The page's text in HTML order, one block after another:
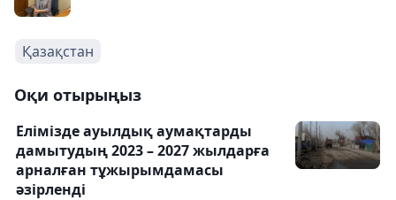
Қазақстан
Оқи отырыңыз
Елімізде ауылдық аумақтарды
дамытудың 2023 – 2027 жылдарға
арналған тұжырымдамасы
әзірленді